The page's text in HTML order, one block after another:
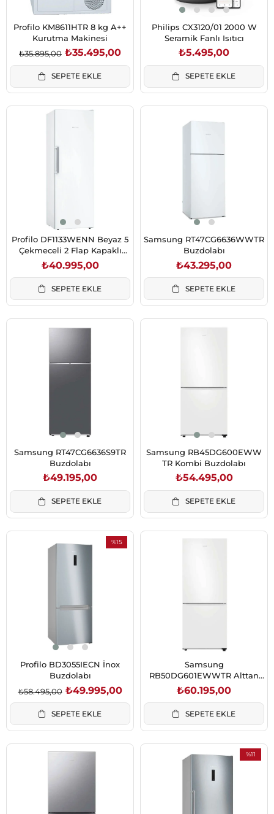
Profilo KM8611HTR 8 kg A++
Kurutma Makinesi
₺35.495,00
₺35.895,00
SEPETE EKLE
Philips CX3120/01 2000 W
Seramik Fanlı Isıtıcı
₺5.495,00
SEPETE EKLE
Profilo DF1133WENN Beyaz 5
Çekmeceli 2 Flap Kapaklı
Dikey Derin Dondurucu 225 L
176x60x65 cm E Enerji
₺40.995,00
SEPETE EKLE
Samsung RT47CG6636WWTR
Buzdolabı
₺43.295,00
SEPETE EKLE
Samsung RT47CG6636S9TR
Buzdolabı
₺49.195,00
SEPETE EKLE
Samsung RB45DG600EWW
TR Kombi Buzdolabı
₺54.495,00
SEPETE EKLE
%15
Profilo BD3055IECN İnox
Buzdolabı
₺49.995,00
₺58.495,00
SEPETE EKLE
Samsung
RB50DG601EWWTR Alttan
dond 508 lt Beyaz No Frost
Kombi Buzdolabı
₺60.195,00
SEPETE EKLE
%11